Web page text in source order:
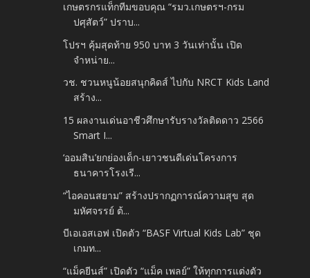
เกษตรกรแท็กทีมขอบคุณ “รมว.เกษตรฯ-กรม
ปศุสัตว์” ปราบ...
โปรฯ คุ้มสุดท้าย 950 บาท 3 วันเท่านั้น เปิด
จำหน่าย...
วช. ชวนหนูน้อยสนุกคิดส์ ไปกับ NRCT Kids Land
สร้าง...
15 ผลงานเด่นอาชีวศึกษารับรางวัลติดดาว 2566
Smart I...
‘ออมสิน’ยกย่องเด็ก-เยาวชนดีเด่นโครงการ
ธนาคารโรงเรี...
“ไอคอนสยาม” สร้างปรากฏการณ์ความสุข สุด
มหัศจรรย์ ต้...
บีเอเอสเอฟ เปิดตัว “BASF Virtual Kids Lab” ชุด
เกมท...
“แม็คยีนส์” เปิดตัว “แม็ค เพลย์” ให้ทุกการแต่งตัว